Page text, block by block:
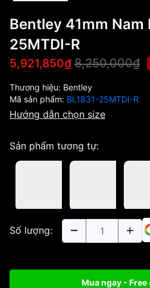
Bentley 41mm Nam
25MTDI-R
5,921,850₫ 8,250,000₫
Thương hiệu: Bentley
Mã sản phẩm: BL1831-25MTDI-R
Hướng dẫn chọn size
Sản phẩm tương tự:
Số lượng:
Mua ngay -